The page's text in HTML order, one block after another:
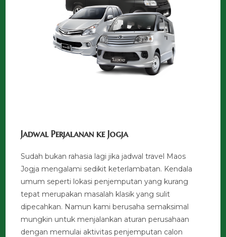
Jadwal Perjalanan ke Jogja
Sudah bukan rahasia lagi jika jadwal travel Maos
Jogja mengalami sedikit keterlambatan. Kendala
umum seperti lokasi penjemputan yang kurang
tepat merupakan masalah klasik yang sulit
dipecahkan. Namun kami berusaha semaksimal
mungkin untuk menjalankan aturan perusahaan
dengan memulai aktivitas penjemputan calon